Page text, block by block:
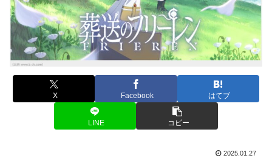
X Facebook はてブ
LINE コピー
2025.01.27